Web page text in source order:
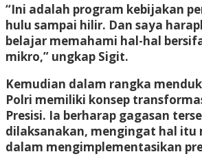
“Ini adalah program kebijakan
hulu sampai hilir. Dan saya
belajar memahami hal-hal
mikro,” ungkap Sigit.
Kemudian dalam rangka
Polri memiliki konsep
Presisi. Ia berharap gagasan
dilaksanakan, mengingat hal itu
dalam mengimplementasikan